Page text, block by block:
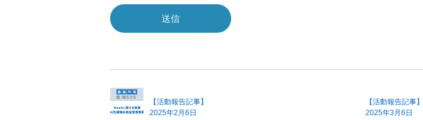
【活動報告記事】
2025年2月6日
【活動報告記事】
2025年3月6日